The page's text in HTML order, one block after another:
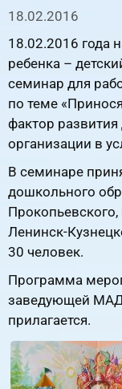
18.02.2016
18.02.2016 года
ребенка –
семинар для
по теме
фактор
организации в
В семинаре
дошкольного
Ленинск-
30 человек.
Программа
заведующей
прилагается.